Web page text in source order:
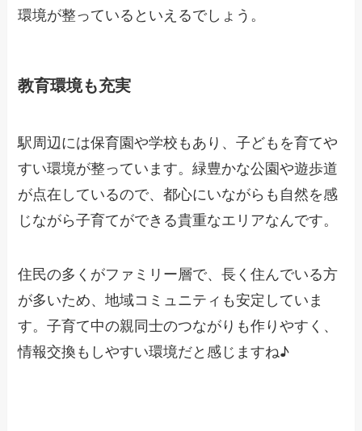
環境が整っているといえるでしょう。
教育環境も充実
駅周辺には保育園や学校もあり、子どもを育てや
すい環境が整っています。緑豊かな公園や遊歩道
が点在しているので、都心にいながらも自然を感
じながら子育てができる貴重なエリアなんです。
住民の多くがファミリー層で、長く住んでいる方
が多いため、地域コミュニティも安定していま
す。子育て中の親同士のつながりも作りやすく、
情報交換もしやすい環境だと感じますね♪